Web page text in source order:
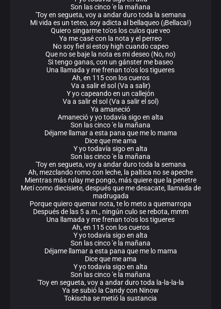
Son las cinco 'e la mañana
'Toy en segueta, voy a andar duro toda la semana
Mi vida es un teteo, soy adicta al bellaqueo (¡Bellaca!)
Quiero singarme to'os los culos que veo
Ya me casé con la nota y el perreo
No soy fiel si estoy high cuando capeo
Que no se baje la nota es mi deseo (No, no)
Si tengo ganas, con un gánster me baseo
Una llamada y me frenan to'os los tigueres
Ah, en 115 con los cueros
Va a salir el sol (Va a salir)
Y yo capeando en un callejón
Va a salir el sol (Va a salir el sol)
Ya amaneció
Amaneció y yo todavía sigo en alta
Son las cinco 'e la mañana
Déjame llamar a esta pana que me lo mama
Dice que me ama
Y yo todavía sigo en alta
Son las cinco 'e la mañana
'Toy en segueta, voy a andar duro toda la semana
Ah, mezclando romo con leche, la paltica no se apeche
Mientras más rulay me pongo, más quiere que la penetre
Metí como diecisiete, después que me desacate, llamada de
madrugada
Porque quiero quemar nota, te lo meto a quemarropa
Después de las 5 a.m., ningún culo se rebota, mmm
Una llamada y me frenan to'os los tigueres
Ah, en 115 con los cueros
Y yo todavía sigo en alta
Son las cinco 'e la mañana
Déjame llamar a esta pana que me lo mama
Dice que me ama
Y yo todavía sigo en alta
Son las cinco 'e la mañana
'Toy en segueta, voy a andar duro toda la-la-la-la
Ya se subió la Candy con Ninow
Tokischa se metió la sustancia